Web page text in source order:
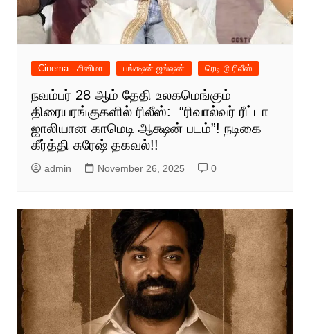
Cinema - சினிமா பங்க்ஷன் ஜங்ஷன் ரெடி டூ ரிலீஸ்
நவம்பர் 28 ஆம் தேதி உலகமெங்கும்
திரையரங்குகளில் ரிலீஸ்: “ரிவால்வர் ரீட்டா
ஜாலியான காமெடி ஆக்ஷன் படம்”! நடிகை
கீர்த்தி சுரேஷ் தகவல்!!
admin November 26, 2025 0